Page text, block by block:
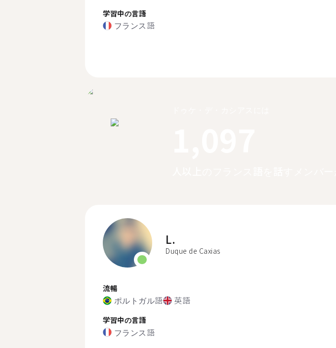
学習中の言語
フランス語
L.
Duque de Caxias
流暢
ポルトガル語 英語
学習中の言語
フランス語